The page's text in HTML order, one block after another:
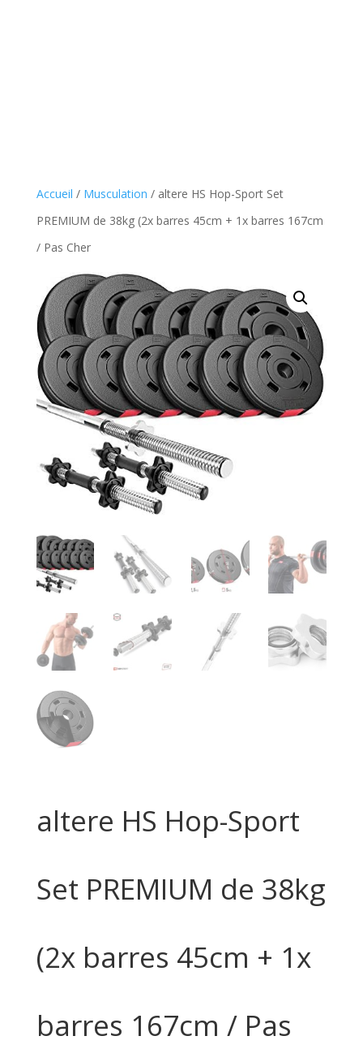
Accueil / Musculation / altere HS Hop-Sport Set
PREMIUM de 38kg (2x barres 45cm + 1x barres 167cm
/ Pas Cher
altere HS Hop-Sport
Set PREMIUM de 38kg
(2x barres 45cm + 1x
barres 167cm / Pas